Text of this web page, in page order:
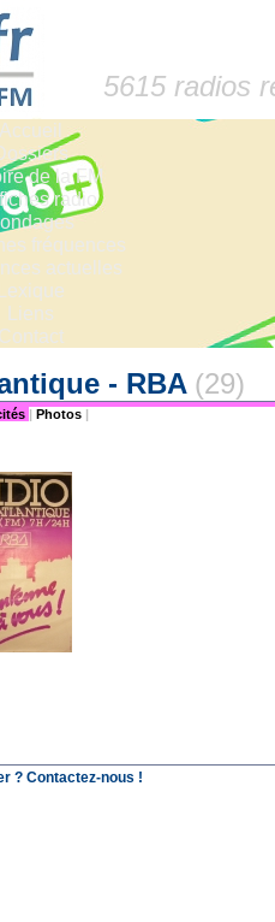
5615 radios
Accueil
de la FM
radio
fréquences
actuelles
Lexique
Liens
Contact
- RBA (29)
| Photos |
? Contactez-nous !